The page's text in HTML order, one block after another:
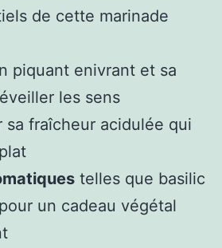
de cette marinade
piquant enivrant et sa
les sens
sa fraîcheur acidulée qui
telles que basilic
un cadeau végétal